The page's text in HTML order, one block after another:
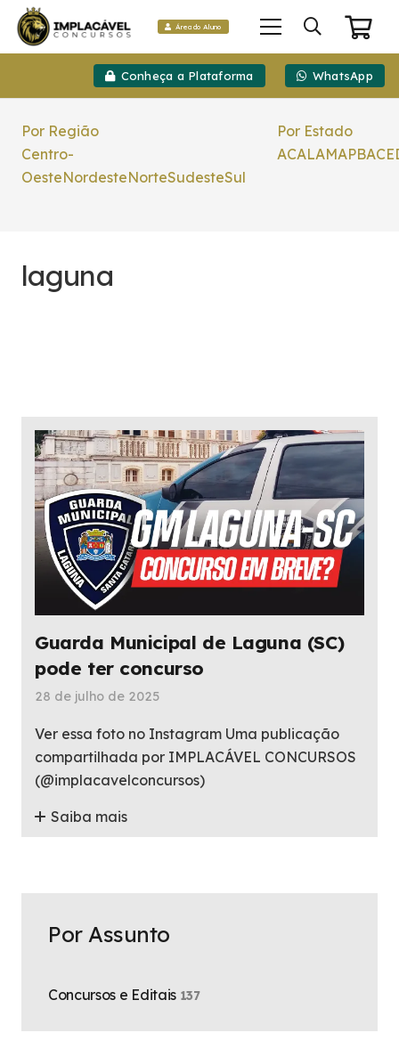
Área do Aluno
Conheça a Plataforma WhatsApp
Por Região
Centro-
OesteNordesteNorteSudesteSul
Por Estado
ACALAMAPBACE
laguna
Guarda Municipal de Laguna (SC)
pode ter concurso
28 de julho de 2025
Ver essa foto no Instagram Uma publicação
compartilhada por IMPLACÁVEL CONCURSOS
(@implacavelconcursos)
Saiba mais
Por Assunto
Concursos e Editais 137